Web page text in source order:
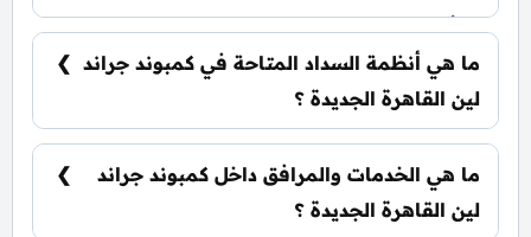
تبدأ الأسعار من 3,550,000 جنيه وتختلف حسب نوع
الوحدة والمساحة، كما أن الأسعار قابلة للتغيير حسب
تطورات السوق.
ما هي أنظمة السداد المتاحة في كمبوند جراند
لين القاهرة الجديدة ؟
يمكنك حجز وحدتك بدفع مقدم 5% فقط، كما يتم
تقسيط الباقي على فترة تصل إلي 10 سنوات بدون أي
فوائد.
ما هي الخدمات والمرافق داخل كمبوند جراند
لين القاهرة الجديدة ؟